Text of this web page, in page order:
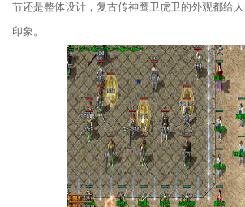
节还是整体设计，复古传神鹰卫虎卫的外观都给
印象。